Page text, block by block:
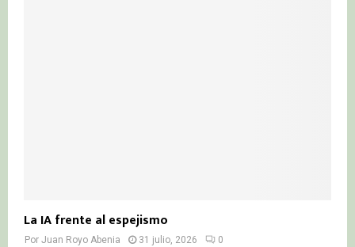
La IA frente al espejismo
Por Juan Royo Abenia 31 julio, 2026 0